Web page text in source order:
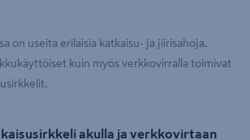
on useita erilaisia katkaisu- ja jiirisahoja.
kuin myös verkkovirralla toimivat
akulla ja verkkovirtaan